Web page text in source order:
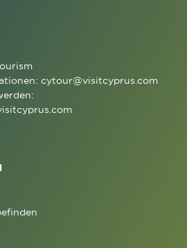
cytour@visitcyprus.com